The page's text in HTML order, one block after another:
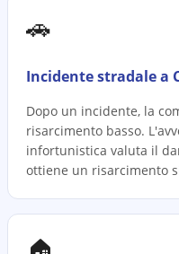
🚗
Incidente stradale a
Dopo un incidente, la
risarcimento basso.
infortunistica valuta il
ottiene un risarcimento